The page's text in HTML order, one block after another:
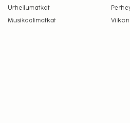
Urheilumatkat
Musikaalimatkat